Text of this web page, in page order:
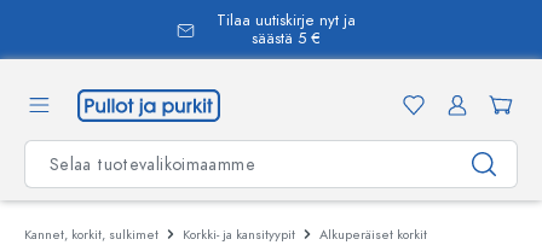
Tilaa uutiskirje nyt ja
säästä 5 €
Kannet, korkit, sulkimet Korkki- ja kansityypit Alkuperäiset korkit